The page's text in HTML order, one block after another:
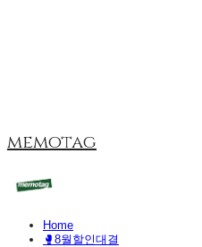
memotag
Home
🥊8월할인대결